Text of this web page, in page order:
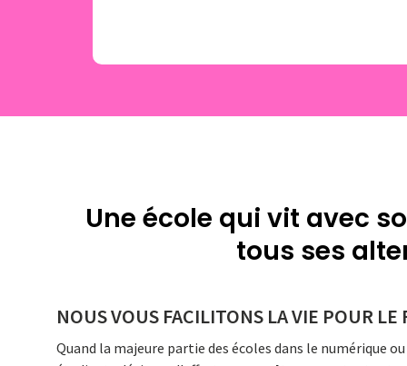
Une école qui vit avec
tous ses
NOUS VOUS FACILITONS LA VIE POUR
Quand la majeure partie des écoles dans le numérique